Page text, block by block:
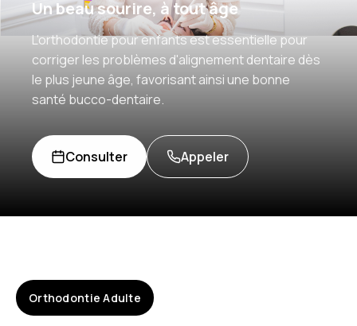
Un beau sourire, à tout âge
L'orthodontie pour enfants est essentielle pour
corriger les problèmes d'alignement dentaire dès
le plus jeune âge, favorisant ainsi une bonne
santé bucco-dentaire.
Consulter Appeler
Orthodontie Adulte